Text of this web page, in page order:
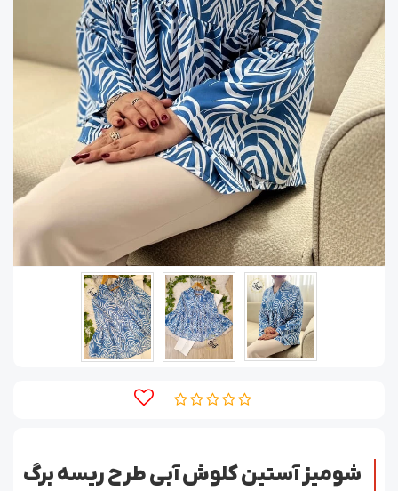
شومیز آستین کلوش آبی طرح ریسه برگ